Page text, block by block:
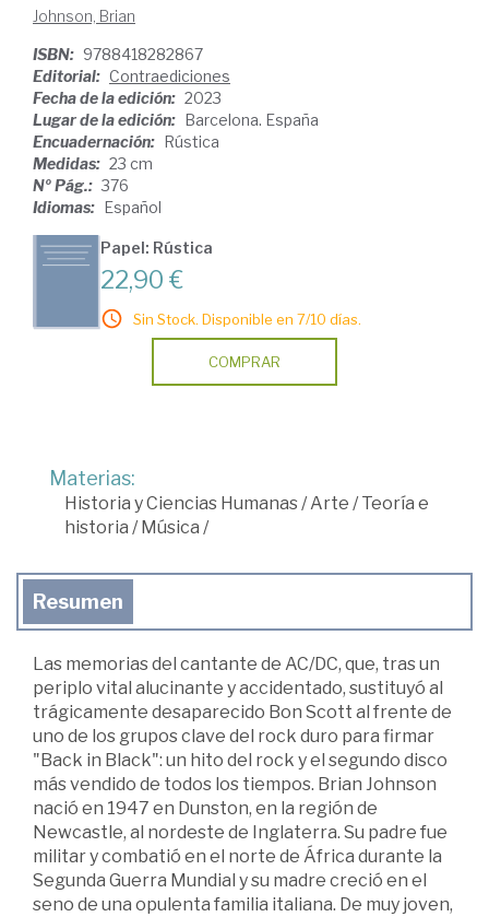
Johnson, Brian
ISBN: 9788418282867
Editorial: Contraediciones
Fecha de la edición: 2023
Lugar de la edición: Barcelona. España
Encuadernación: Rústica
Medidas: 23 cm
Nº Pág.: 376
Idiomas: Español
Papel: Rústica
22,90 €
Sin Stock. Disponible en 7/10 días.
COMPRAR
Materias:
Historia y Ciencias Humanas/Arte /Teoría e
historia /Música /
Resumen
Las memorias del cantante de AC/DC, que, tras un
periplo vital alucinante y accidentado, sustituyó al
trágicamente desaparecido Bon Scott al frente de
uno de los grupos clave del rock duro para firmar
"Back in Black": un hito del rock y el segundo disco
más vendido de todos los tiempos. Brian Johnson
nació en 1947 en Dunston, en la región de
Newcastle, al nordeste de Inglaterra. Su padre fue
militar y combatió en el norte de África durante la
Segunda Guerra Mundial y su madre creció en el
seno de una opulenta familia italiana. De muy joven,